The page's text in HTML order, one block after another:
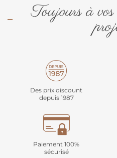
Toujours à vos
Des prix discount
depuis 1987
Paiement 100%
sécurisé